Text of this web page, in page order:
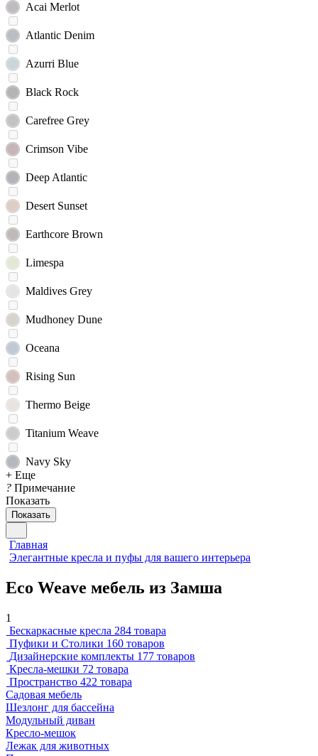
Acai Merlot
Atlantic Denim
Azurri Blue
Black Rock
Carefree Grey
Crimson Vibe
Deep Atlantic
Desert Sunset
Earthcore Brown
Limespa
Maldives Grey
Mudhoney Dune
Oceana
Rising Sun
Thermo Beige
Titanium Weave
Navy Sky
+ Еще
? Примечание
Показать
Показать
Главная
Элегантные кресла и пуфы для вашего интерьера
Eco Weave мебель из Замша
1
Бескаркасные кресла 284 товара
Пуфики и Столики 160 товаров
Дизайнерские комплекты 177 товаров
Кресла-мешки 72 товара
Пространство 422 товара
Садовая мебель
Шезлонг для бассейна
Модульный диван
Кресло-мешок
Лежак для животных